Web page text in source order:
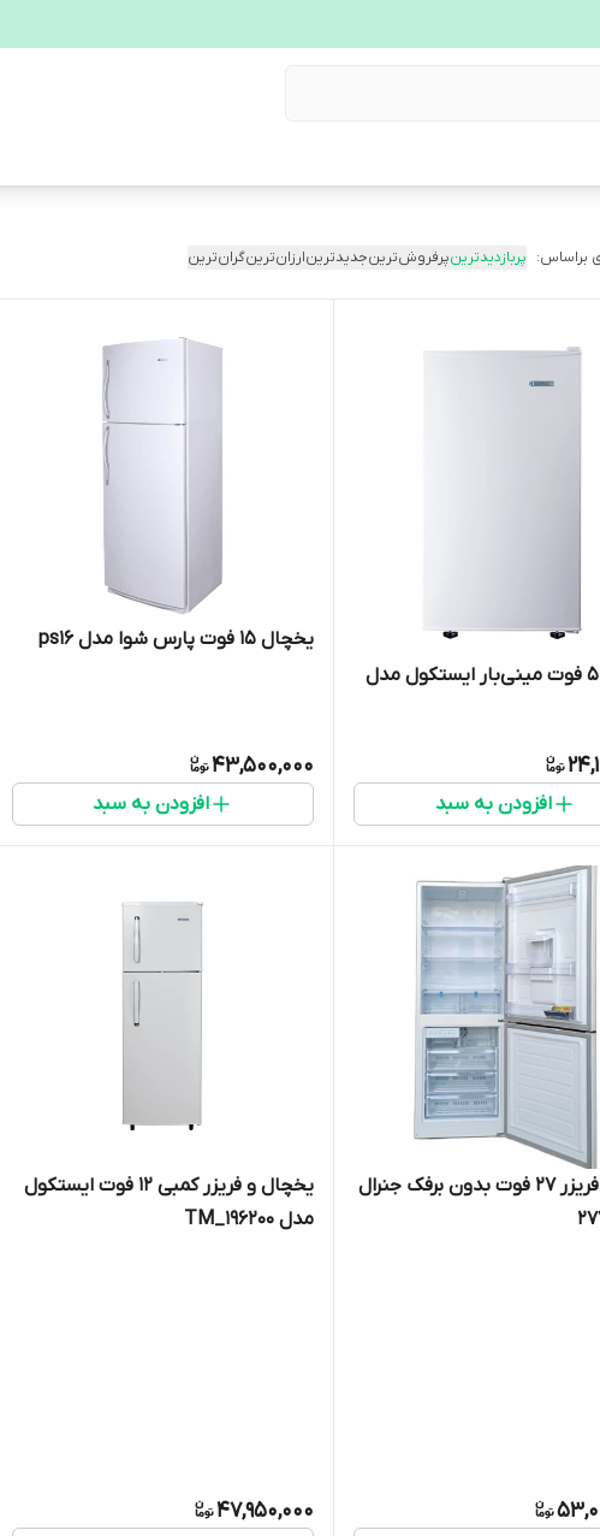
براساس: پربازدیدترینپرفروش‌ترینجدیدترینارزان‌ترینگران‌ترین
یخچال 5 فوت مینی‌بار ایستکول مدل
افزودن به سبد
یخچال ۱۵ فوت پارس شوا مدل ps16
43,500,000
افزودن به سبد
یخچال فریزر ۲۷ فوت بدون برفک جنرال
یخچال و فریزر کمبی 12 فوت ایستکول
مدل TM_196200
47,950,000